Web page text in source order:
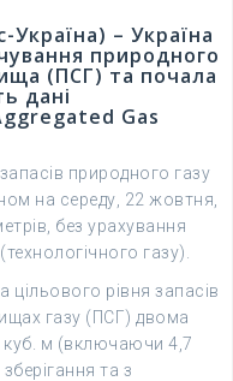
– Україна
природного
(ПСГ) та почала
дані
Gas
природного газу
на середу, 22 жовтня,
без урахування
газу).
цільового рівня запасів
газу (ПСГ) двома
куб. м (включаючи 4,7
та з